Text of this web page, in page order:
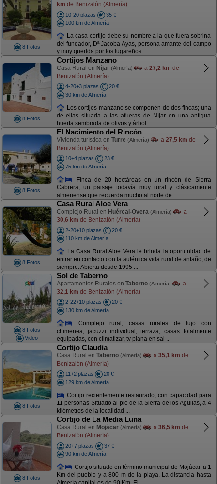
8 Fotos
km de Benizalón (Almería)
10-20 plazas
35 €
100 km de Almería
La casa-cortijo debe su nombre a la que fuera sobrina
del fundador, Dª Jacoba Ayas, persona amante del campo
y muy querida por los lugareños ...
8 Fotos
Cortijos Manzano
Casa Rural en Níjar (Almería) a 27,2 km de
Benizalón (Almería)
4-20+3 plazas
20 €
30 km de Almería
Los cortijos manzano se componen de dos fincas; una
de ellas situada a las afueras de Níjar en una antigua
huerta sembrada de olivos y árbol ...
8 Fotos
El Nacimiento del Rincón
Vivienda turística en Turre (Almería) a 27,5 km de
Benizalón (Almería)
10+4 plazas
23 €
75 km de Almería
Finca de 20 hectáreas en un rincón de Sierra
Cabrera, un paisaje todavía muy rural y clásicamente
almeriense que recuerda mucho al norte de ...
8 Fotos
Casa Rural Aloe Vera
Complejo Rural en Huércal-Overa (Almería)
a
30,6 km de Benizalón (Almería)
2-20+10 plazas
20 €
110 km de Almería
La Casa Rural Aloe Vera le brinda la oportunidad de
entrar en contacto con la auténtica vida rural de antaño, de
siempre. Abierta desde 1995 ...
8 Fotos
Video
Sol de Taberno
Apartamentos Rurales en Taberno (Almería)
a
32,1 km de Benizalón (Almería)
2-22+10 plazas
20 €
130 km de Almería
Complejo rural, casas rurales de lujo con
chimenea, jacuzzi individual, terraza, casas totalmente
equipadas, con climatizar, tv plana en sal ...
8 Fotos
Cortijo Claudia
Casa Rural en Taberno (Almería) a 35,1 km de
Benizalón (Almería)
11+2 plazas
20 €
129 km de Almería
Cortijo recientemente restaurado, con capacidad para
11 personas Situado al pie de la Sierra de los Aguilas, a 4
kilómetros de la localidad ...
8 Fotos
Cortijo de La Media Luna
Casa Rural en Mojácar (Almería) a 36,5 km de
Benizalón (Almería)
20+7 plazas
37 €
90 km de Almería
Cortijo situado en término municipal de Mojácar, a 1
Km del pueblo y a 800 m de la playa. La distancia hasta